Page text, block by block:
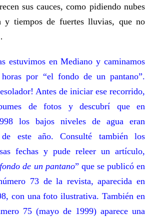
sus cauces, como pidiendo nubes
y tiempos de fuertes lluvias, que no
estuvimos en Mediano y caminamos
por “el fondo de un pantano”.
Antes de iniciar ese recorrido,
de fotos y descubrí que en
los bajos niveles de agua eran
este año. Consulté también los
fechas y pude releer un artículo,
de un pantano” que se publicó en
73 de la revista, aparecida en
con una foto ilustrativa. También en
75 (mayo de 1999) aparece una